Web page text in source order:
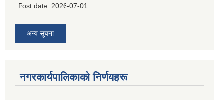
Post date: 2026-07-01
अन्य सूचना
नगरकार्यपालिकाकाे निर्णयहरू